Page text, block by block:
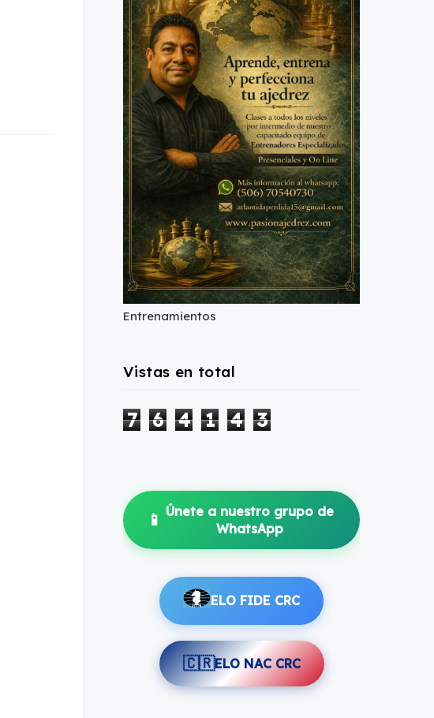
Entrenamientos
Vistas en total
7 6 4 1 4 3
📱 Únete a nuestro grupo de
WhatsApp
ELO FIDE CRC
🇨🇷ELO NAC CRC